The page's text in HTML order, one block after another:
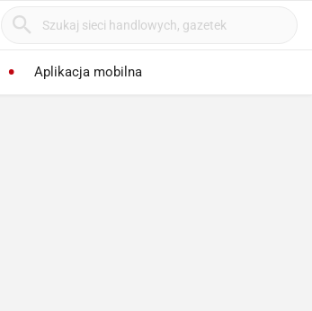
Aplikacja mobilna